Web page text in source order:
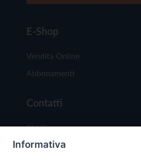
E-Shop
Vendita Online
Abbonamenti
Contatti
Chi Siamo
Redazione
Informativa